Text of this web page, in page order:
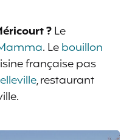
?Le
. Lebouillon
française pas
, restaurant